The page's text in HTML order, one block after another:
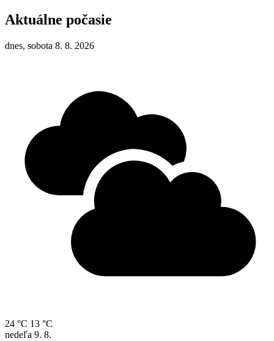
Aktuálne počasie
dnes, sobota 8. 8. 2026
24 °C 13 °C
nedeľa 9. 8.